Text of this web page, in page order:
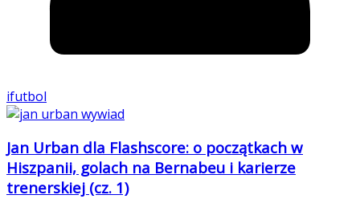
ifutbol
Jan Urban dla Flashscore: o początkach w
Hiszpanii, golach na Bernabeu i karierze
trenerskiej (cz. 1)